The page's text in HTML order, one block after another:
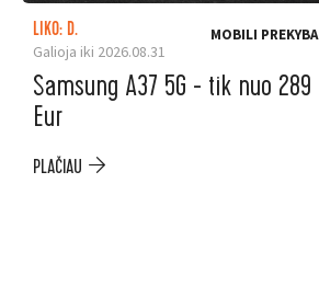
LIKO: D.
Galioja iki 2026.08.31
MOBILI PREKYBA
Samsung A37 5G - tik nuo 289
Eur
PLAČIAU